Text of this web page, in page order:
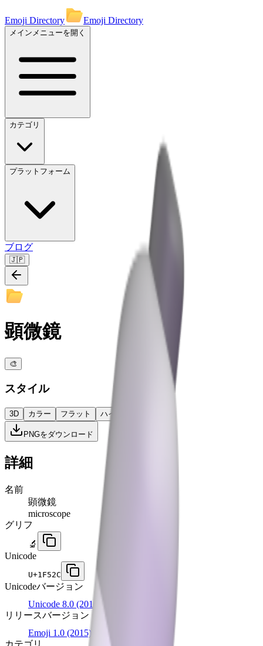
Emoji Directory Emoji Directory
メインメニューを開く
カテゴリ
プラットフォーム
ブログ
🇯🇵
顕微鏡
🎨
スタイル
3D カラー フラット ハイコントラスト
PNGをダウンロード
詳細
名前
顕微鏡
microscope
グリフ
🔬
Unicode
U+1F52C
Unicodeバージョン
Unicode 8.0 (2010)
リリースバージョン
Emoji 1.0 (2015)